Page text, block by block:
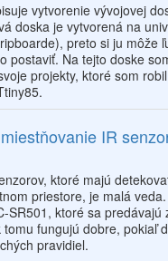
vytvorenie vývojovej
doska je vytvorená na
preto si ju môže
postaviť. Na tejto doske
projekty, ktoré som
IR
ktoré majú
priestore, je malá
SR501, ktoré sa predávajú
tomu fungujú dobre, pokiaľ
pravidiel.